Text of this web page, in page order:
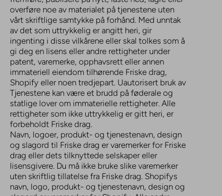
overføre noe av materialet på tjenestene uten
vårt skriftlige samtykke på forhånd. Med unntak
av det som uttrykkelig er angitt heri, gir
ingenting i disse vilkårene eller skal tolkes som å
gi deg en lisens eller andre rettigheter under
patent, varemerke, opphavsrett eller annen
immateriell eiendom tilhørende Friske drag,
Shopify eller noen tredjepart. Uautorisert bruk av
Tjenestene kan være et brudd på føderale og
statlige lover om immaterielle rettigheter. Alle
rettigheter som ikke uttrykkelig er gitt heri, er
forbeholdt Friske drag.
Navn, logoer, produkt- og tjenestenavn, design
og slagord til Friske drag er varemerker for Friske
drag eller dets tilknyttede selskaper eller
lisensgivere. Du må ikke bruke slike varemerker
uten skriftlig tillatelse fra Friske drag. Shopifys
navn, logo, produkt- og tjenestenavn, design og